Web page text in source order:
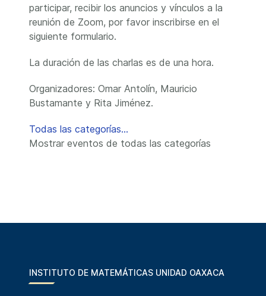
participar, recibir los anuncios y vínculos a la
reunión de Zoom, por favor inscribirse en el
siguiente formulario.
La duración de las charlas es de una hora.
Organizadores: Omar Antolín, Mauricio
Bustamante y Rita Jiménez.
Todas las categorías...
Mostrar eventos de todas las categorías
INSTITUTO DE MATEMÁTICAS UNIDAD OAXACA